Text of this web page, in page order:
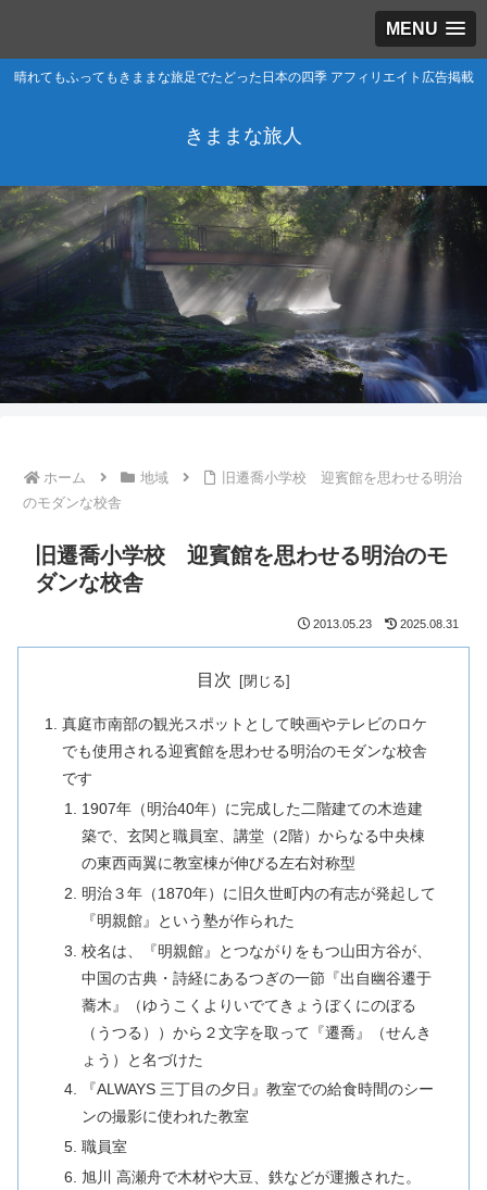
MENU
晴れてもふってもきままな旅足でたどった日本の四季 アフィリエイト広告掲載
きままな旅人
ホーム 地域
旧遷喬小学校 迎賓館を思わせる明治
のモダンな校舎
旧遷喬小学校 迎賓館を思わせる明治のモ
ダンな校舎
2013.05.23 2025.08.31
目次
真庭市南部の観光スポットとして映画やテレビのロケ
でも使用される迎賓館を思わせる明治のモダンな校舎
です
1907年（明治40年）に完成した二階建ての木造建
築で、玄関と職員室、講堂（2階）からなる中央棟
の東西両翼に教室棟が伸びる左右対称型
明治３年（1870年）に旧久世町内の有志が発起して
『明親館』という塾が作られた
校名は、『明親館』とつながりをもつ山田方谷が、
中国の古典・詩経にあるつぎの一節『出自幽谷遷于
蕎木』（ゆうこくよりいでてきょうぼくにのぼる
（うつる））から２文字を取って『遷喬』（せんき
ょう）と名づけた
『ALWAYS 三丁目の夕日』教室での給食時間のシー
ンの撮影に使われた教室
職員室
旭川 高瀬舟で木材や大豆、鉄などが運搬された。